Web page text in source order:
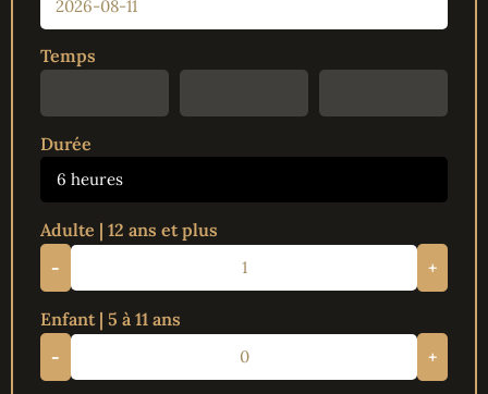
Temps
Durée
6 heures
Adulte | 12 ans et plus
-
+
Enfant | 5 à 11 ans
-
+